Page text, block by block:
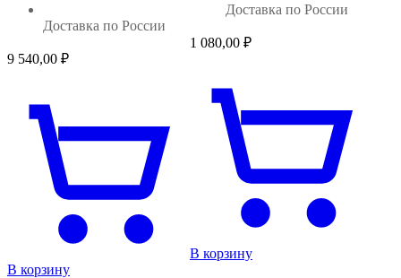
Доставка по России
9 540,00 ₽
В корзину
Доставка по России
1 080,00 ₽
В корзину